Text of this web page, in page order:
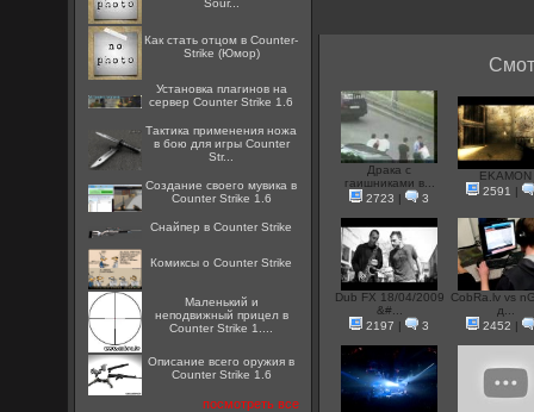
Sour...
Как стать отцом в Counter-
Strike (Юмор)
Установка плагинов на
сервер Counter Strike 1.6
Тактика применения ножа
в бою для игры Counter
Str...
Создание своего мувика в
Counter Strike 1.6
Снайпер в Counter Strike
Комиксы о Counter Strike
Маленький и
неподвижный прицел в
Counter Strike 1....
Описание всего оружия в
Counter Strike 1.6
посмотреть все
Драка с
гаишниками в...
2723 | 3
EKAMON
2591 |
Dub FX 18/04/2009
&#...
2197 | 3
CobRa.lv vs
д...
2452 |